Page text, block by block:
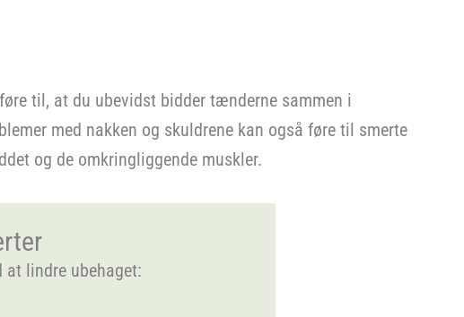
til, at du ubevidst bidder tænderne sammen i
med nakken og skuldrene kan også føre til smerte
og de omkringliggende muskler.
lindre ubehaget: